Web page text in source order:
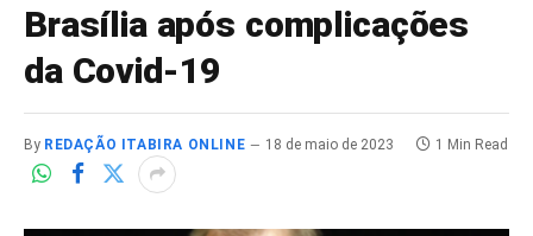
Brasília após complicações
da Covid-19
By REDAÇÃO ITABIRA ONLINE 18 de maio de 2023 1 Min Read